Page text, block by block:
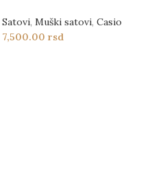
Satovi, Muški satovi, Casio
7,500.00 rsd